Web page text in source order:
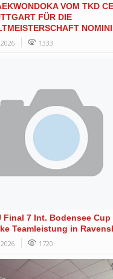
VOM TKD
FÜR DIE
1333
Final 7 Int. Bodensee Cup
Teamleistung in
1720